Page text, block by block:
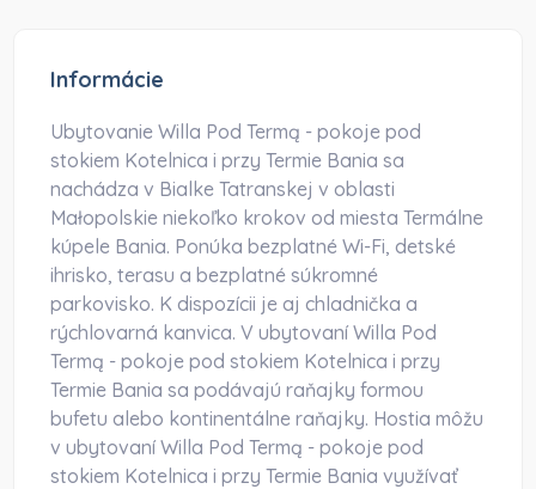
Informácie
Ubytovanie Willa Pod Termą - pokoje pod
stokiem Kotelnica i przy Termie Bania sa
nachádza v Bialke Tatranskej v oblasti
Małopolskie niekoľko krokov od miesta Termálne
kúpele Bania. Ponúka bezplatné Wi-Fi, detské
ihrisko, terasu a bezplatné súkromné
parkovisko. K dispozícii je aj chladnička a
rýchlovarná kanvica. V ubytovaní Willa Pod
Termą - pokoje pod stokiem Kotelnica i przy
Termie Bania sa podávajú raňajky formou
bufetu alebo kontinentálne raňajky. Hostia môžu
v ubytovaní Willa Pod Termą - pokoje pod
stokiem Kotelnica i przy Termie Bania využívať